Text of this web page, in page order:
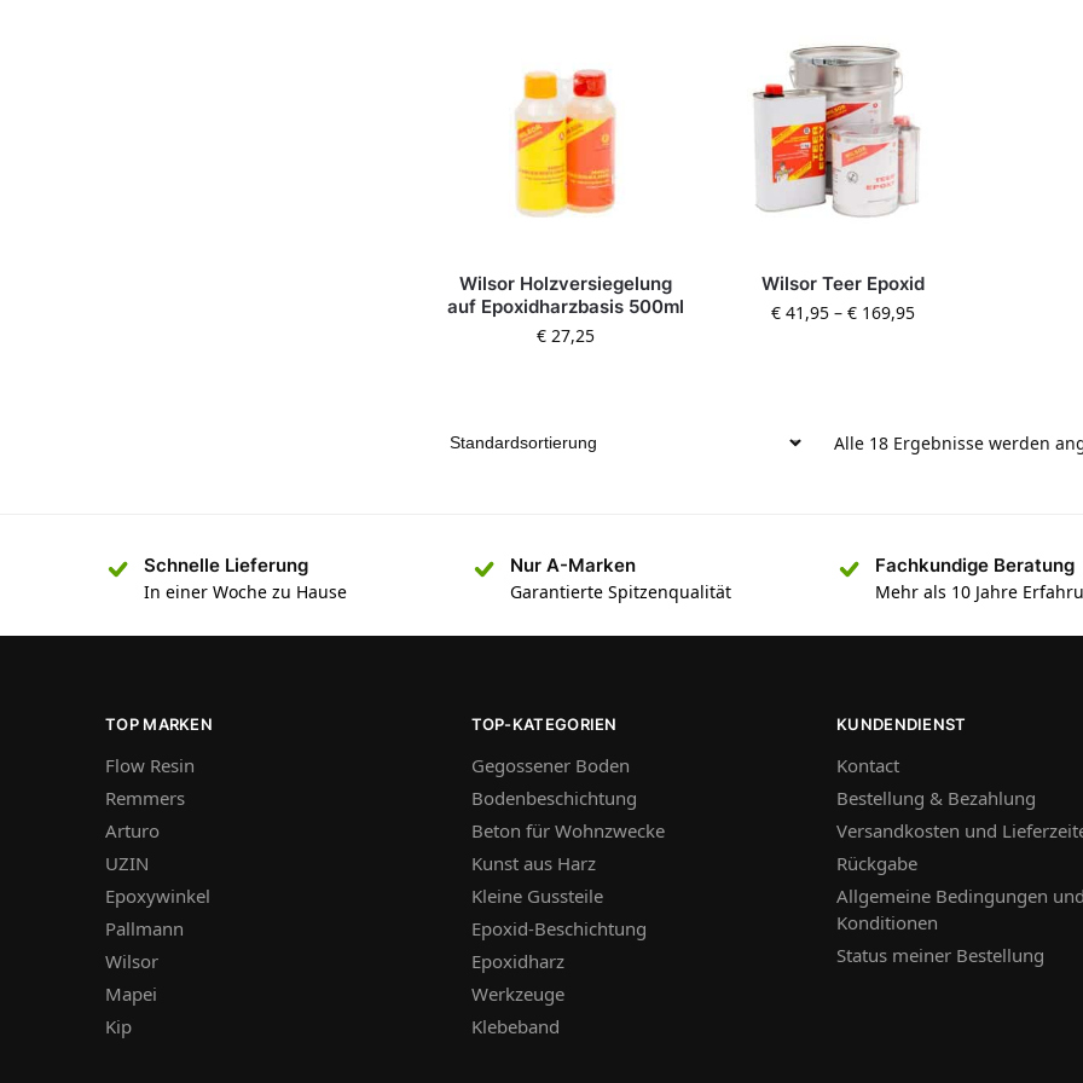
Wilsor Holzversiegelung
auf Epoxidharzbasis 500ml
€27,25
Wilsor Teer Epoxid
€41,95– €169,95
Alle 18 Ergebnisse werden
Schnelle Lieferung
In einer Woche zu Hause
Nur A-Marken
Garantierte Spitzenqualität
Fachkundige Beratung
Mehr als 10 Jahre
TOP MARKEN
Flow Resin
Remmers
Arturo
UZIN
Epoxywinkel
Pallmann
Wilsor
Mapei
Kip
TOP-KATEGORIEN
Gegossener Boden
Bodenbeschichtung
Beton für Wohnzwecke
Kunst aus Harz
Kleine Gussteile
Epoxid-Beschichtung
Epoxidharz
Werkzeuge
Klebeband
KUNDENDIENST
Kontact
Bestellung & Bezahlung
Versandkosten und
Rückgabe
Allgemeine Bedingungen und
Konditionen
Status meiner Bestellung